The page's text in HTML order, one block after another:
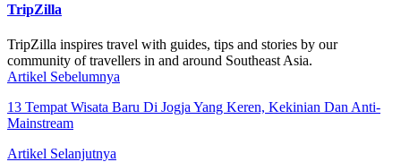
TripZilla
TripZilla inspires travel with guides, tips and stories by our
community of travellers in and around Southeast Asia.
Artikel Sebelumnya
13 Tempat Wisata Baru Di Jogja Yang Keren, Kekinian Dan Anti-
Mainstream
Artikel Selanjutnya